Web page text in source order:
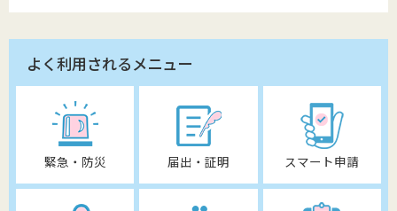
よく利用されるメニュー
緊急・防災 届出・証明 スマート申請